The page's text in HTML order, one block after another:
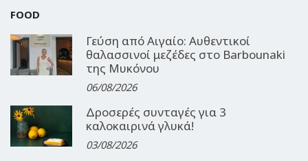
FOOD
Γεύση από Αιγαίο: Αυθεντικοί
θαλασσινοί μεζέδες στο Barbounaki
της Μυκόνου
06/08/2026
Δροσερές συνταγές για 3
καλοκαιρινά γλυκά!
03/08/2026